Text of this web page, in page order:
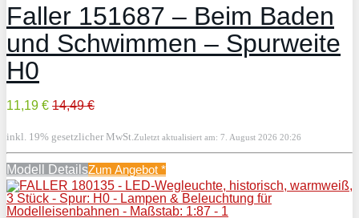
Faller 151687 – Beim Baden
und Schwimmen – Spurweite
H0
11,19 € 14,49 €
inkl. 19% gesetzlicher MwSt. Zuletzt aktualisiert am: 7. August 2026 20:26
Modell DetailsZum Angebot *